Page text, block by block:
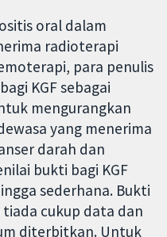
oral dalam
radioterapi
para penulis
KGF sebagai
mengurangkan
yang menerima
darah dan
bukti bagi KGF
sederhana. Bukti
cukup data dan
diterbitkan. Untuk